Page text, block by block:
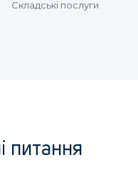
Складські послуги
питання